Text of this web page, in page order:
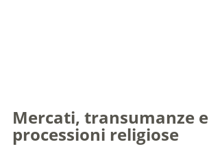
Mercati, transumanze e
processioni religiose